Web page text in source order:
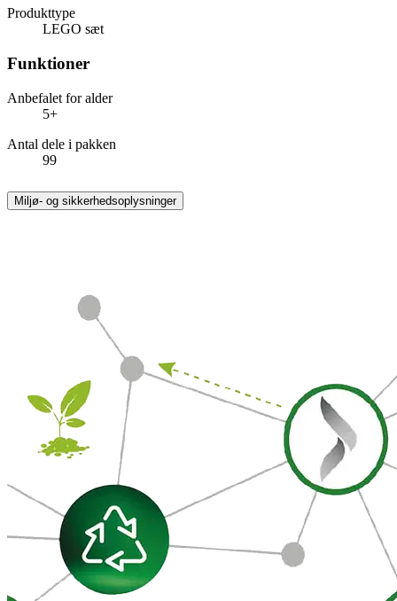
Produkttype
LEGO sæt
Funktioner
Anbefalet for alder
5+
Antal dele i pakken
99
Miljø- og sikkerhedsoplysninger